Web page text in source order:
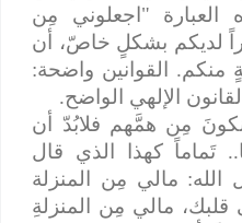
"اجعلوني مِن
لديكم بشكلٍ خاصّ، أن
منكم. القوانين واضحة:
الإلهي الواضح.
مِن همَّهم فلابُدّ أن
تَماماً كهذا الذي قال
الله: مالي مِن المنزلة
مالي مِن المنزلةِ